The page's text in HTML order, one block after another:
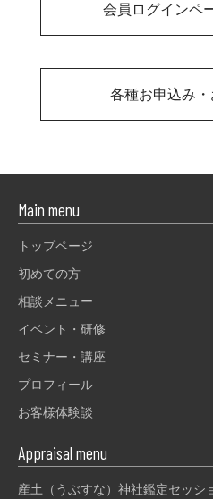
会員ログインペ
各種お申込み
Main menu
トップページ
初めての方
相談メニュー
イベント・研修
セミナー・講座
プロフィール
お客様体験談
Appraisal menu
産土（うぶすな）神社鑑定セッシ